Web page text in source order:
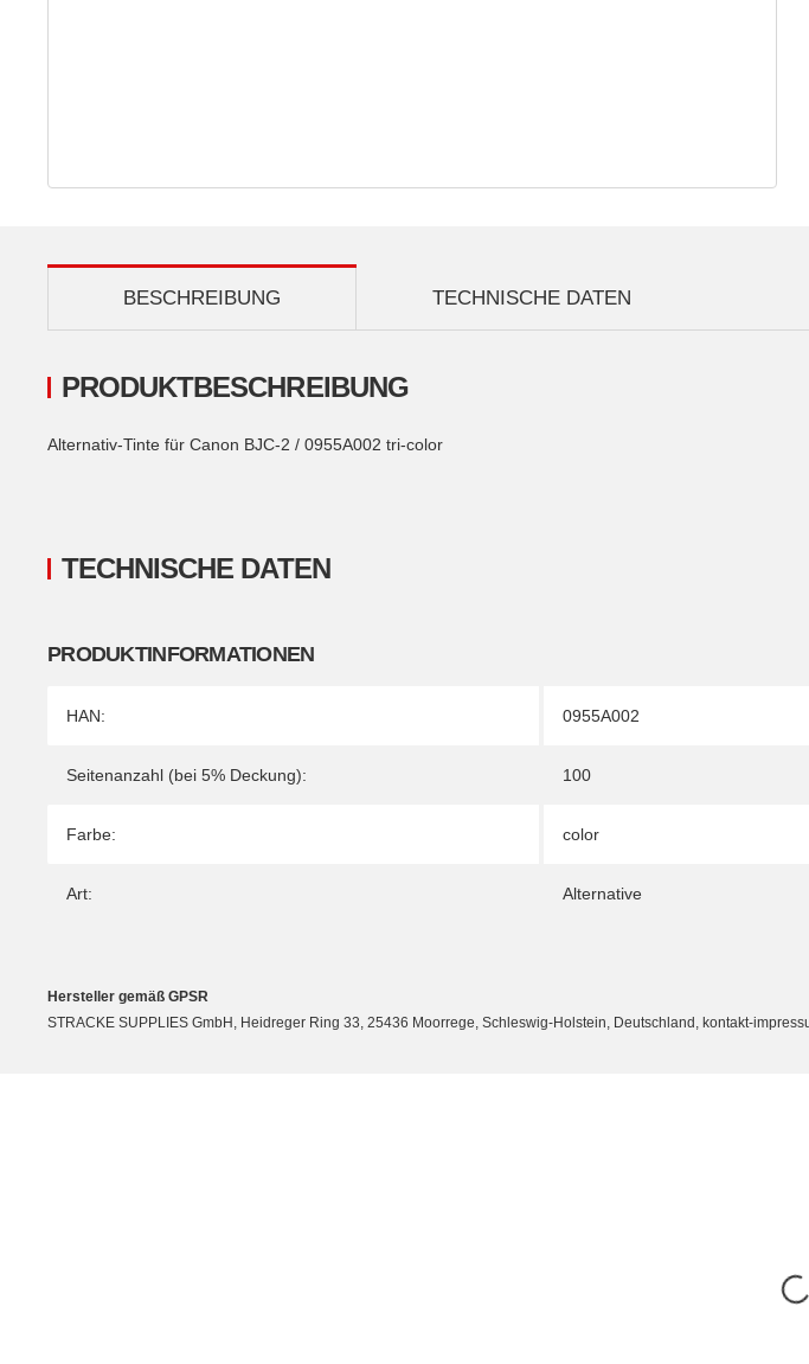
TECHNISCHE DATEN
BESCHREIBUNG
TECHNISCHE DATEN
PRODUKTINFORMATIONEN
Produkteigenschaft
Wert
HAN: 0955A002
Seitenanzahl (bei 5% Deckung): 100
Farbe: color
Art: Alternative
PRODUKTBESCHREIBUNG
Alternativ-Tinte für Canon BJC-2 / 0955A002 tri-color
Hersteller gemäß GPSR
STRACKE SUPPLIES GmbH, Heidreger Ring 33, 25436 Moorrege, Schleswig-Holstein, Deutschland, kontakt-